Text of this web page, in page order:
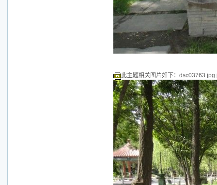
此主题相关图片如下：